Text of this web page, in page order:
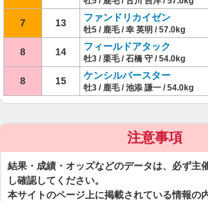
7 13 ファンドリカイゼン
牡5 / 鹿毛 / 幸 英明 / 57.0kg
8 14 フィールドアタック
牡3 / 栗毛 / 石橋 守 / 54.0kg
8 15 ケンシルバースター
牡3 / 鹿毛 / 池添 謙一 / 54.0kg
注意事項
結果・成績・オッズなどのデータは、必ず主
し確認してください。
本サイトのページ上に掲載されている情報の